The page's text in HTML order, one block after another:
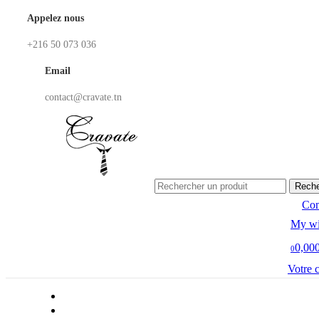
Appelez nous
+216 50 073 036
Email
contact@cravate.tn
My
0
Votre